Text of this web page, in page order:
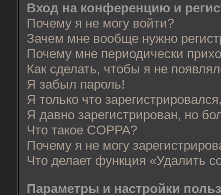
Вход на конференцию и
Почему я не могу войти?
Зачем мне вообще нужно
Почему мне периодически
Как сделать, чтобы я не
Я забыл пароль!
Я только что
Я давно зарегистрирован, но
Что такое COPPA?
Почему я не могу
Что делает функция «Удалить
Параметры и настройки